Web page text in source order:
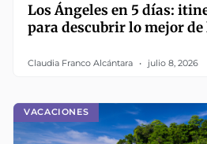
Los Ángeles en 5 días:
para descubrir lo mejor de
Claudia Franco Alcántara julio 8, 2026
VACACIONES